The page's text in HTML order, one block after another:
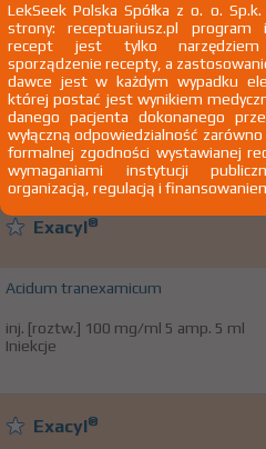
Exacyl®
Acidum tranexamicum
tabl. powl. 500 mg 20 szt. Doustnie
Exacyl®
Acidum tranexamicum
inj. [roztw.] 100 mg/ml 5 amp. 5 ml
Iniekcje
Exacyl®
LekSeek Polska Spółka z o. o.
strony: receptuariusz.pl program
recept jest tylko narzędziem
sporządzenie recepty, a
dawce jest w każdym wypadku
której postać jest wynikiem
danego pacjenta dokonanego
wyłączną odpowiedzialność
formalnej zgodności wystawianej
wymaganiami instytucji
organizacją, regulacją i